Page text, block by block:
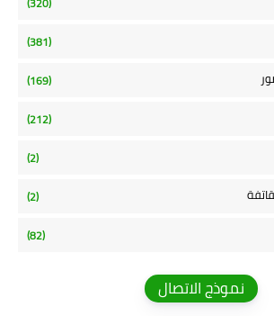
(381)
(169)
(212)
(2)
(2)
(82)
نموذج الاتصال